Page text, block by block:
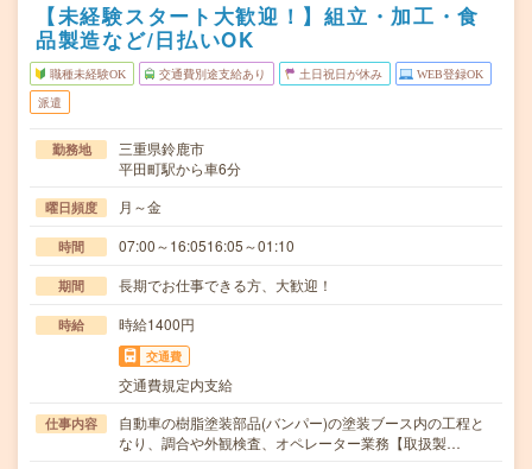
【未経験スタート大歓迎！】組立・加工・食
品製造など/日払いOK
職種未経験OK 交通費別途支給あり 土日祝日が休み WEB登録OK
派遣
勤務地
三重県鈴鹿市
平田町駅から車6分
曜日頻度 月～金
時間 07:00～16:0516:05～01:10
期間 長期でお仕事できる方、大歓迎！
時給 時給1400円
交通費
交通費規定内支給
仕事内容
自動車の樹脂塗装部品(バンパー)の塗装ブース内の工程と
なり、調合や外観検査、オペレーター業務【取扱製…